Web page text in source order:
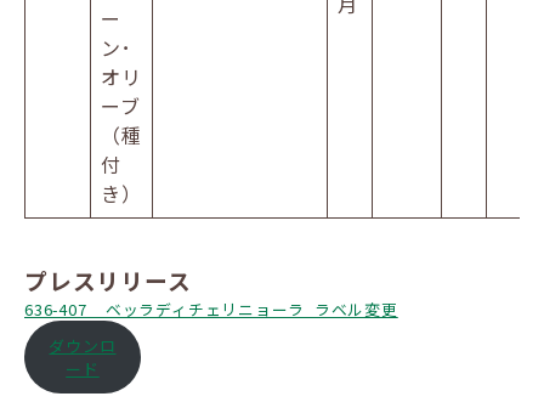
ー
ン･
オリ
ーブ
（種
付
き）
プレスリリース
636-407__ベッラディチェリニョーラ_ラベル変更
ダウンロ
ード